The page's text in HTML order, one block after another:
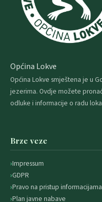
Općina Lokve
Općina Lokve smještena je u
jezerima. Ovdje možete
odluke i informacije o radu
Brze veze
Impressum
GDPR
Pravo na pristup informacijama
Plan javne nabave